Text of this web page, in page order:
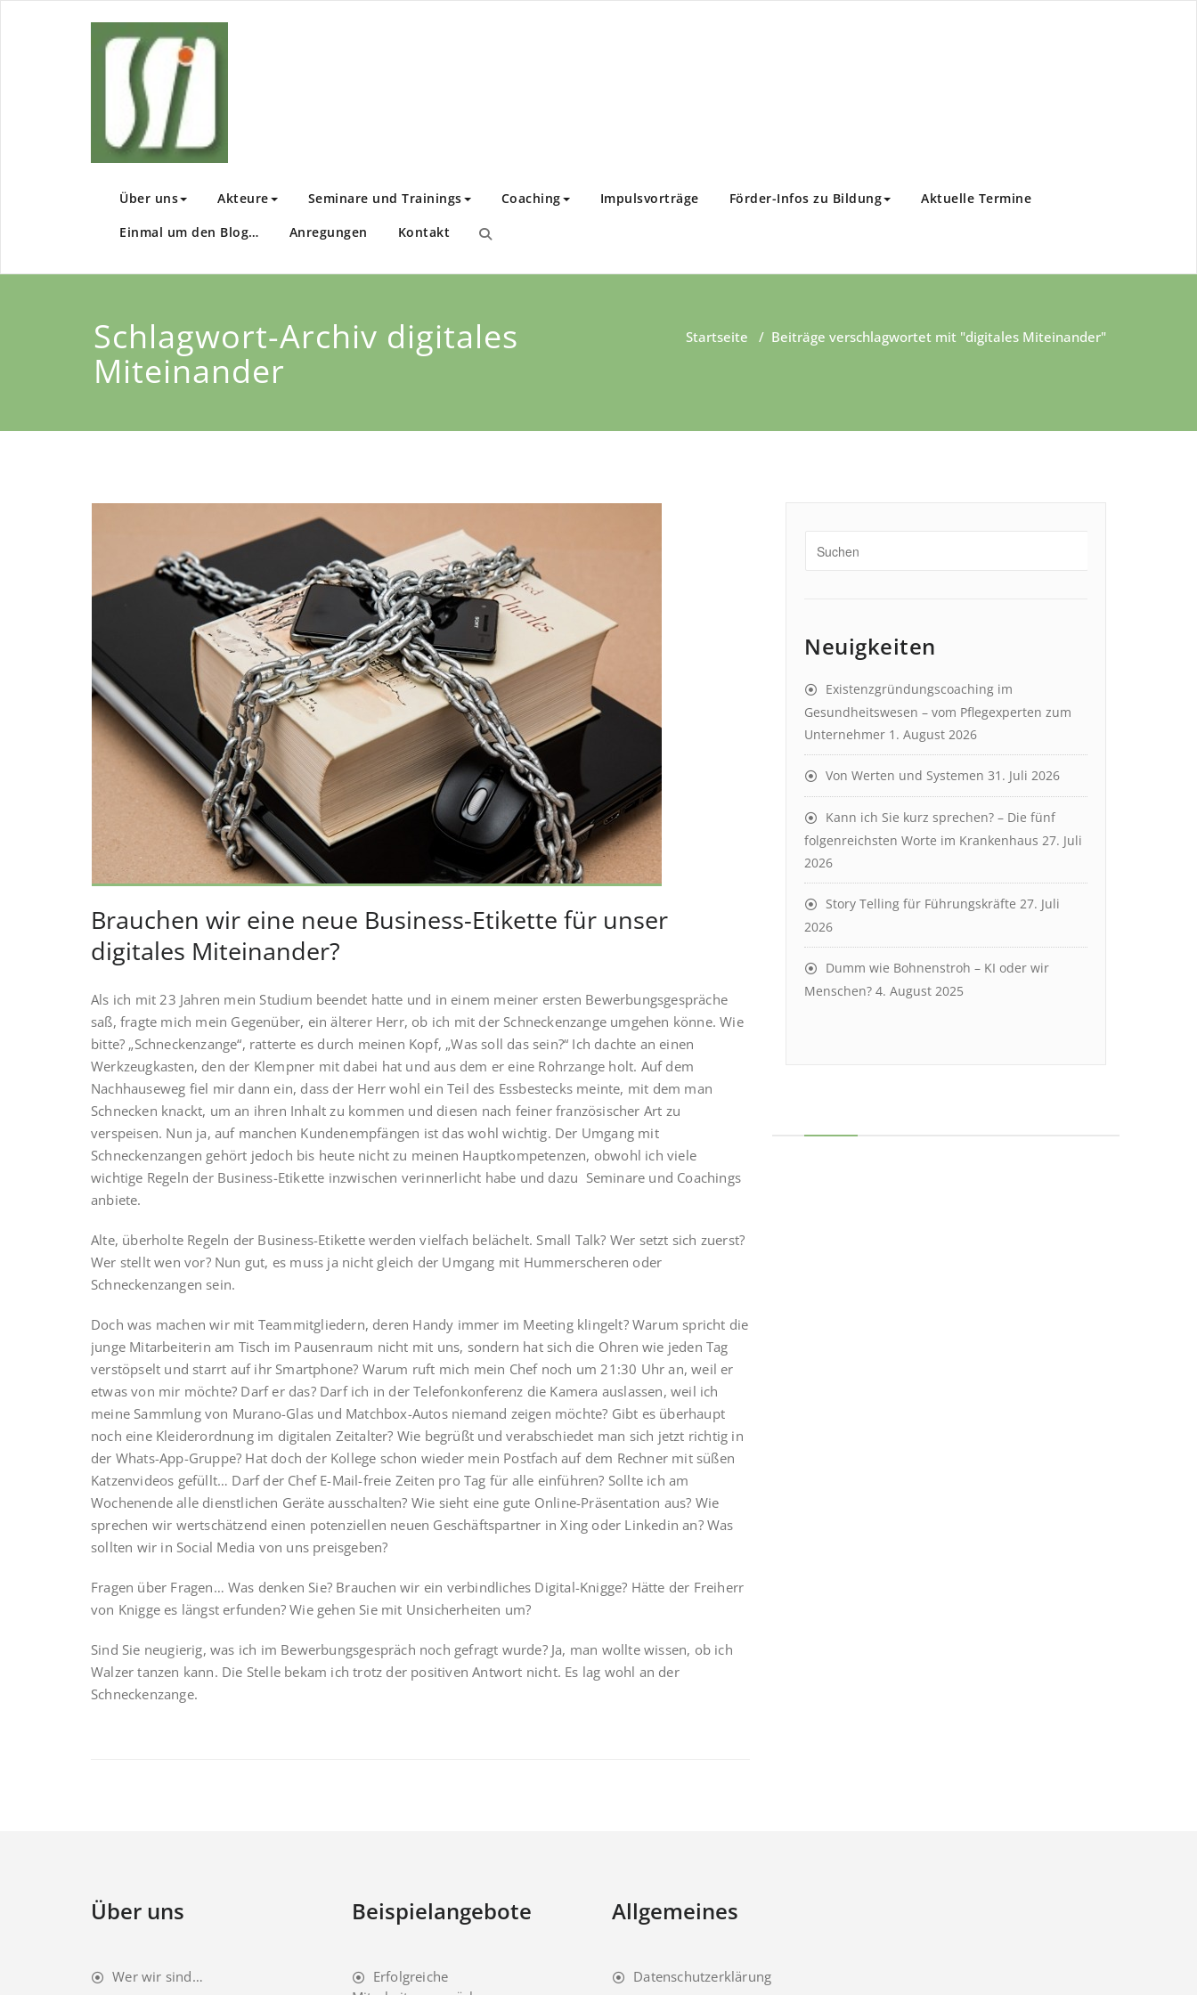
Über uns Akteure Seminare und Trainings Coaching Impulsvorträge Förder-Infos zu Bildung
Aktuelle Termine
Einmal um den Blog…
Anregungen Kontakt
Schlagwort-Archiv digitales
Miteinander
Startseite / Beiträge verschlagwortet mit "digitales Miteinander"
Brauchen wir eine neue Business-Etikette für unser
digitales Miteinander?
Als ich mit 23 Jahren mein Studium beendet hatte und in einem meiner ersten Bewerbungsgespräche
saß, fragte mich mein Gegenüber, ein älterer Herr, ob ich mit der Schneckenzange umgehen könne. Wie
bitte? „Schneckenzange“, ratterte es durch meinen Kopf, „Was soll das sein?“ Ich dachte an einen
Werkzeugkasten, den der Klempner mit dabei hat und aus dem er eine Rohrzange holt. Auf dem
Nachhauseweg fiel mir dann ein, dass der Herr wohl ein Teil des Essbestecks meinte, mit dem man
Schnecken knackt, um an ihren Inhalt zu kommen und diesen nach feiner französischer Art zu
verspeisen. Nun ja, auf manchen Kundenempfängen ist das wohl wichtig. Der Umgang mit
Schneckenzangen gehört jedoch bis heute nicht zu meinen Hauptkompetenzen, obwohl ich viele
wichtige Regeln der Business-Etikette inzwischen verinnerlicht habe und dazu Seminare und Coachings
anbiete.
Alte, überholte Regeln der Business-Etikette werden vielfach belächelt. Small Talk? Wer setzt sich zuerst?
Wer stellt wen vor? Nun gut, es muss ja nicht gleich der Umgang mit Hummerscheren oder
Schneckenzangen sein.
Doch was machen wir mit Teammitgliedern, deren Handy immer im Meeting klingelt? Warum spricht die
junge Mitarbeiterin am Tisch im Pausenraum nicht mit uns, sondern hat sich die Ohren wie jeden Tag
verstöpselt und starrt auf ihr Smartphone? Warum ruft mich mein Chef noch um 21:30 Uhr an, weil er
etwas von mir möchte? Darf er das? Darf ich in der Telefonkonferenz die Kamera auslassen, weil ich
meine Sammlung von Murano-Glas und Matchbox-Autos niemand zeigen möchte? Gibt es überhaupt
noch eine Kleiderordnung im digitalen Zeitalter? Wie begrüßt und verabschiedet man sich jetzt richtig in
der Whats-App-Gruppe? Hat doch der Kollege schon wieder mein Postfach auf dem Rechner mit süßen
Katzenvideos gefüllt… Darf der Chef E-Mail-freie Zeiten pro Tag für alle einführen? Sollte ich am
Wochenende alle dienstlichen Geräte ausschalten? Wie sieht eine gute Online-Präsentation aus? Wie
sprechen wir wertschätzend einen potenziellen neuen Geschäftspartner in Xing oder Linkedin an? Was
sollten wir in Social Media von uns preisgeben?
Fragen über Fragen… Was denken Sie? Brauchen wir ein verbindliches Digital-Knigge? Hätte der Freiherr
von Knigge es längst erfunden? Wie gehen Sie mit Unsicherheiten um?
Sind Sie neugierig, was ich im Bewerbungsgespräch noch gefragt wurde? Ja, man wollte wissen, ob ich
Walzer tanzen kann. Die Stelle bekam ich trotz der positiven Antwort nicht. Es lag wohl an der
Schneckenzange.
Neuigkeiten
Existenzgründungscoaching im
Gesundheitswesen – vom Pflegexperten zum
Unternehmer 1. August 2026
Von Werten und Systemen 31. Juli 2026
Kann ich Sie kurz sprechen? – Die fünf
folgenreichsten Worte im Krankenhaus 27. Juli
2026
Story Telling für Führungskräfte 27. Juli
2026
Dumm wie Bohnenstroh – KI oder wir
Menschen? 4. August 2025
Über uns
Wer wir sind…
Beispielangebote
Erfolgreiche
Allgemeines
Datenschutzerklärung